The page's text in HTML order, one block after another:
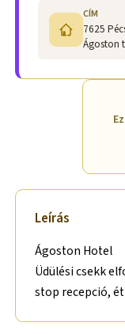
CÍM
7625
Ágoston
Leírás
Ágoston Hotel
Üdülési csekk
stop recepció,